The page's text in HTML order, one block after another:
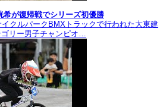
が復帰戦でシリーズ初優勝
クルパークBMXトラックで行われた大東建
リー男子チャンピオ…